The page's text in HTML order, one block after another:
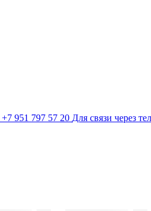
+7 951 797 57 20 Для связи через